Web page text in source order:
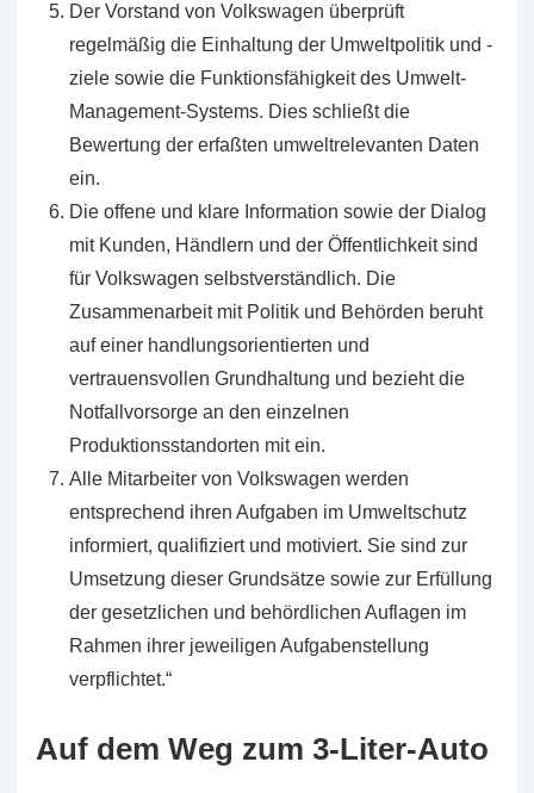
Der Vorstand von Volkswagen überprüft
regelmäßig die Einhaltung der Umweltpolitik und -
ziele sowie die Funktionsfähigkeit des Umwelt-
Management-Systems. Dies schließt die
Bewertung der erfaßten umweltrelevanten Daten
ein.
Die offene und klare Information sowie der Dialog
mit Kunden, Händlern und der Öffentlichkeit sind
für Volkswagen selbstverständlich. Die
Zusammenarbeit mit Politik und Behörden beruht
auf einer handlungsorientierten und
vertrauensvollen Grundhaltung und bezieht die
Notfallvorsorge an den einzelnen
Produktionsstandorten mit ein.
Alle Mitarbeiter von Volkswagen werden
entsprechend ihren Aufgaben im Umweltschutz
informiert, qualifiziert und motiviert. Sie sind zur
Umsetzung dieser Grundsätze sowie zur Erfüllung
der gesetzlichen und behördlichen Auflagen im
Rahmen ihrer jeweiligen Aufgabenstellung
verpflichtet.“
Auf dem Weg zum 3-Liter-Auto